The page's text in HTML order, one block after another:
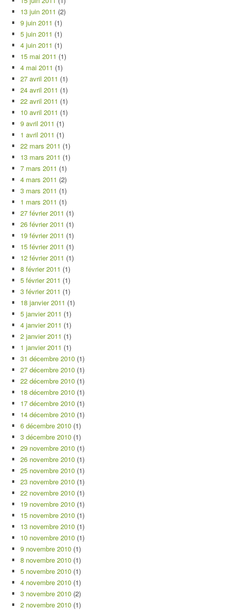
13 juin 2011 (2)
9 juin 2011 (1)
5 juin 2011 (1)
4 juin 2011 (1)
15 mai 2011 (1)
4 mai 2011 (1)
27 avril 2011 (1)
24 avril 2011 (1)
22 avril 2011 (1)
10 avril 2011 (1)
9 avril 2011 (1)
1 avril 2011 (1)
22 mars 2011 (1)
13 mars 2011 (1)
7 mars 2011 (1)
4 mars 2011 (2)
3 mars 2011 (1)
1 mars 2011 (1)
27 février 2011 (1)
26 février 2011 (1)
19 février 2011 (1)
15 février 2011 (1)
12 février 2011 (1)
8 février 2011 (1)
5 février 2011 (1)
3 février 2011 (1)
18 janvier 2011 (1)
5 janvier 2011 (1)
4 janvier 2011 (1)
2 janvier 2011 (1)
1 janvier 2011 (1)
31 décembre 2010 (1)
27 décembre 2010 (1)
22 décembre 2010 (1)
18 décembre 2010 (1)
17 décembre 2010 (1)
14 décembre 2010 (1)
6 décembre 2010 (1)
3 décembre 2010 (1)
29 novembre 2010 (1)
26 novembre 2010 (1)
25 novembre 2010 (1)
23 novembre 2010 (1)
22 novembre 2010 (1)
19 novembre 2010 (1)
15 novembre 2010 (1)
13 novembre 2010 (1)
10 novembre 2010 (1)
9 novembre 2010 (1)
8 novembre 2010 (1)
5 novembre 2010 (1)
4 novembre 2010 (1)
3 novembre 2010 (2)
2 novembre 2010 (1)